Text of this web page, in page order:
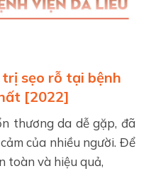
sẹo rỗ tại bệnh
[2022]
thương da dễ gặp, đã
của nhiều người. Để
toàn và hiệu quả,